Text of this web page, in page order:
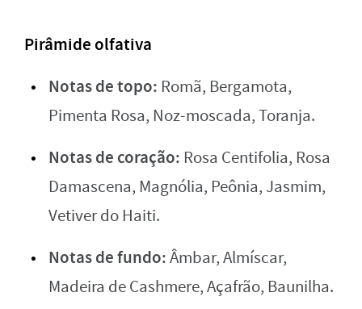
Pirâmide olfativa
Notas de topo: Romã, Bergamota,
Pimenta Rosa, Noz-moscada, Toranja.
Notas de coração: Rosa Centifolia, Rosa
Damascena, Magnólia, Peônia, Jasmim,
Vetiver do Haiti.
Notas de fundo:Âmbar, Almíscar,
Madeira de Cashmere, Açafrão, Baunilha.